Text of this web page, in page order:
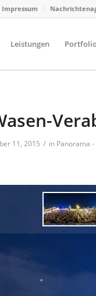
Impressum
Leistungen
11, 2015 / in Panorama -